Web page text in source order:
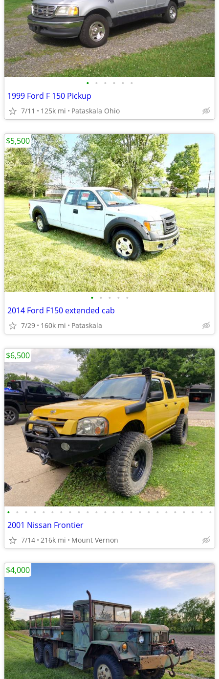
• • • • • •
1999 Ford F 150 Pickup
7/11 125k mi Pataskala Ohio
• • • • •
2014 Ford F150 extended cab
7/29 160k mi Pataskala
$5,500
• • • • • • • • • • • • • • • • • • • • • • • •
2001 Nissan Frontier
7/14 216k mi Mount Vernon
$6,500
$4,000